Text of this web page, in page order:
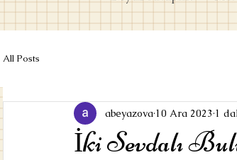
All Posts
İki Sevdalı
abeyazova 10 Ara 2023 1